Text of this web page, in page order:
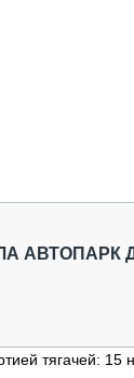
АВТОПАРК
тягачей: